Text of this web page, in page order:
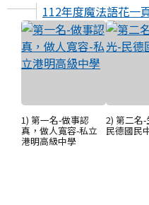
112年度魔法語花一
1) 第一名-做事認
真，做人寬容-私立
港明高級中學
2) 第二名
民德國民